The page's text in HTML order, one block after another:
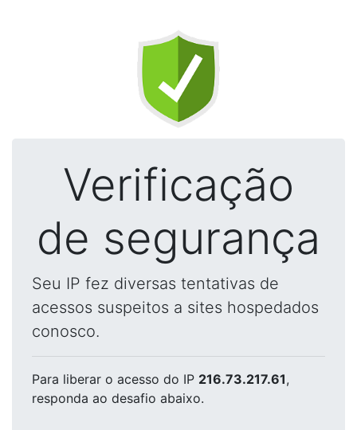
Verificação
de segurança
Seu IP fez diversas tentativas de
acessos suspeitos a sites hospedados
conosco.
Para liberar o acesso do IP 216.73.217.61,
responda ao desafio abaixo.